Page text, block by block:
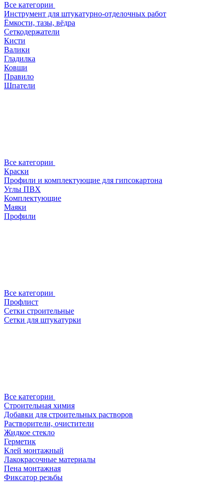
Все категории
Инструмент для штукатурно-отделочных работ
Ёмкости, тазы, вёдра
Сеткодержатели
Кисти
Валики
Гладилка
Ковши
Правило
Шпатели
Все категории
Краски
Профили и комплектующие для гипсокартона
Углы ПВХ
Комплектующие
Маяки
Профили
Все категории
Профлист
Сетки строительные
Сетки для штукатурки
Все категории
Строительная химия
Добавки для строительных растворов
Растворители, очистители
Жидкое стекло
Герметик
Клей монтажный
Лакокрасочные материалы
Пена монтажная
Фиксатор резьбы